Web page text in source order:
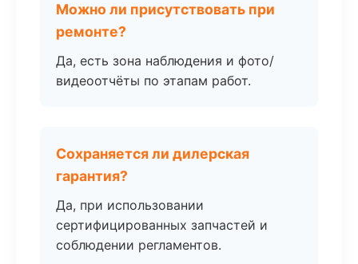
Можно ли присутствовать при
ремонте?
Да, есть зона наблюдения и фото/
видеоотчёты по этапам работ.
Сохраняется ли дилерская
гарантия?
Да, при использовании
сертифицированных запчастей и
соблюдении регламентов.